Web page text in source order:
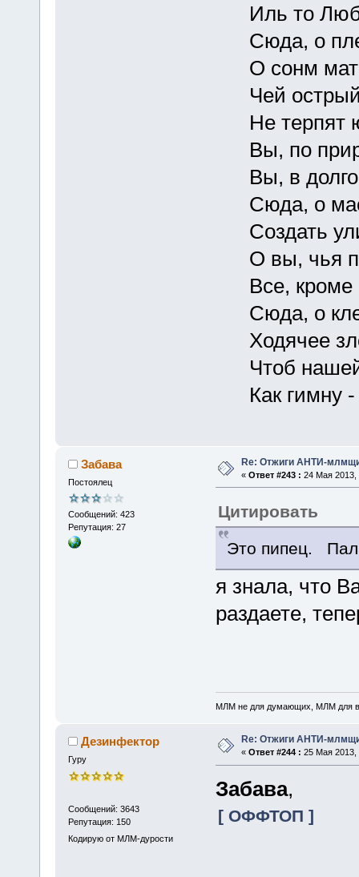
Иль то
Сюда, о
О сонм
Чей острый
Не терпят
Вы, по
Вы, в
Сюда, о
Создать
О вы, чья
Все, кроме
Сюда, о
Ходячее
Чтоб нашей
Как гимну -
Забава
Постоялец
Сообщений: 423
Репутация: 27
Re: Отжиги АНТИ-
« Ответ #243 : 24 Мая 2013,
Цитировать
Это пипец.
я знала, что
раздаете,
МЛМ не для думающих, МЛМ для
Дезинфектор
Гуру
Сообщений: 3643
Репутация: 150
Кодирую от МЛМ-дурости
Re: Отжиги АНТИ-
« Ответ #244 : 25 Мая 2013,
Забава,
[ ОФФТОП ]